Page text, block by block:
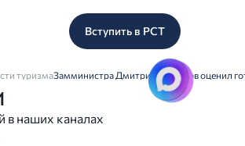
Вступить в РСТ
туризмаЗамминистра Дмитрий Вахруков оценил
в наших каналах